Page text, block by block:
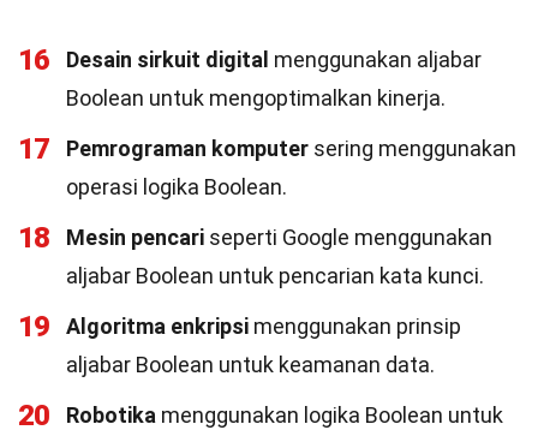
16 Desain sirkuit digital menggunakan aljabar
Boolean untuk mengoptimalkan kinerja.
17 Pemrograman komputer sering menggunakan
operasi logika Boolean.
18 Mesin pencari seperti Google menggunakan
aljabar Boolean untuk pencarian kata kunci.
19 Algoritma enkripsi menggunakan prinsip
aljabar Boolean untuk keamanan data.
20 Robotika menggunakan logika Boolean untuk